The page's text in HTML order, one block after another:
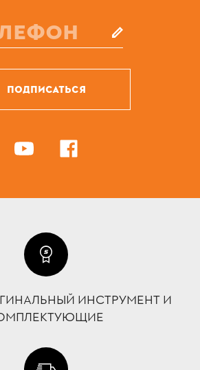
ПОДПИСАТЬСЯ
ИНСТРУМЕНТ И